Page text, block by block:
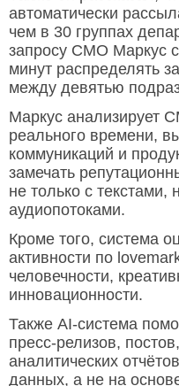
автоматически
чем в 30 группах
запросу СМО Маркус
минут распределять
между девятью
Маркус анализирует
реального времени,
коммуникаций и
замечать
не только с текстами,
аудиопотоками.
Кроме того, система
активности по
человечности,
инновационности.
Также AI-система
пресс-релизов,
аналитических
данных, а не на